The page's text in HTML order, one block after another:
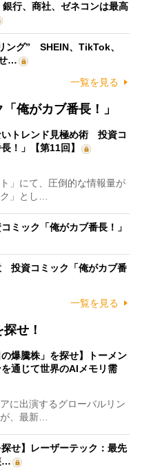
銀行、商社、ゼネコンは最高
ング” SHEIN、TikTok、
…
一覧を見る
俺がカブ番長！」
いトレンド見極め術 投資コ
！」【第11回】
」にて、圧倒的な情報量が
」とし…
ミック「俺がカブ番長！」
投資コミック「俺がカブ番
一覧を見る
せ！
の爆騰株」を探せ】トーメン
通じて世界のAIメモリ需
に出演するグローバルリン
、最新…
せ】レーザーテック：最先
…